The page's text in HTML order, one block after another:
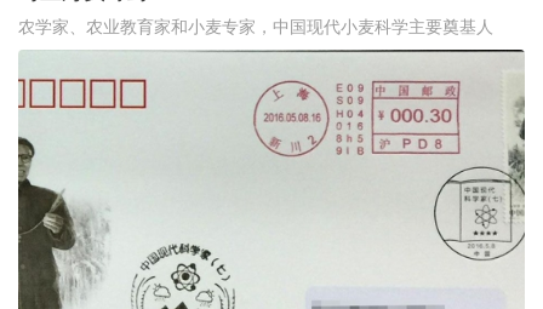
农学家、农业教育家和小麦专家，中国现代小麦科学主要奠基人